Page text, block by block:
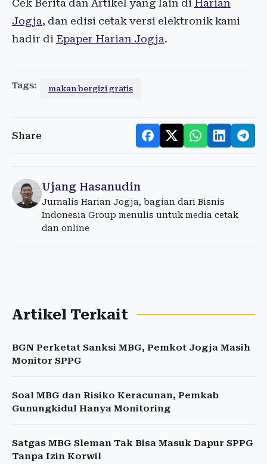
Cek Berita dan Artikel yang lain di Harian
Jogja, dan edisi cetak versi elektronik kami
hadir di Epaper Harian Jogja.
Tags: makan bergizi gratis
Share
Ujang Hasanudin
Jurnalis Harian Jogja, bagian dari Bisnis
Indonesia Group menulis untuk media cetak
dan online
Artikel Terkait
BGN Perketat Sanksi MBG, Pemkot Jogja Masih
Monitor SPPG
Soal MBG dan Risiko Keracunan, Pemkab
Gunungkidul Hanya Monitoring
Satgas MBG Sleman Tak Bisa Masuk Dapur SPPG
Tanpa Izin Korwil